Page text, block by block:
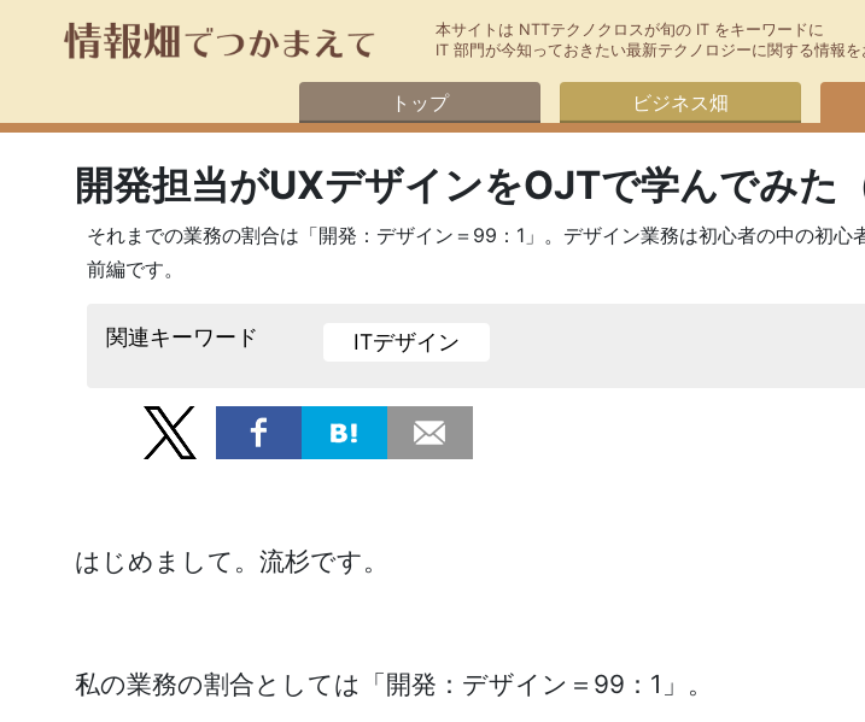
本サイトは NTTテクノクロスが旬の IT をキーワードに
IT 部門が今知っておきたい最新テクノロジーに関する情報
トップ ビジネス畑
開発担当がUXデザインをOJTで学んでみた
それまでの業務の割合は「開発：デザイン＝99：1」。デザイン業務は初心者の中の初
前編です。
関連キーワード ITデザイン
はじめまして。流杉です。
私の業務の割合としては「開発：デザイン＝99：1」。